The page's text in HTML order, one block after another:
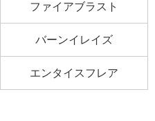
ファイアブラスト
バーンイレイズ
エンタイスフレア